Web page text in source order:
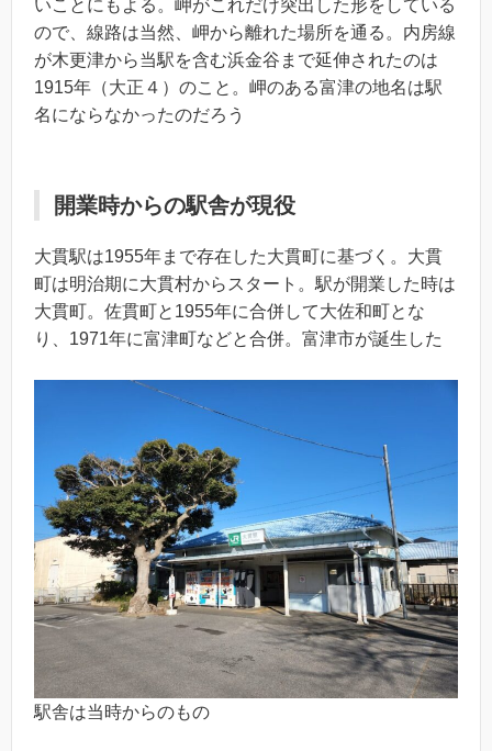
いことにもよる。岬がこれだけ突出した形をしている
ので、線路は当然、岬から離れた場所を通る。内房線
が木更津から当駅を含む浜金谷まで延伸されたのは
1915年（大正４）のこと。岬のある富津の地名は駅
名にならなかったのだろう
開業時からの駅舎が現役
大貫駅は1955年まで存在した大貫町に基づく。大貫
町は明治期に大貫村からスタート。駅が開業した時は
大貫町。佐貫町と1955年に合併して大佐和町とな
り、1971年に富津町などと合併。富津市が誕生した
駅舎は当時からのもの